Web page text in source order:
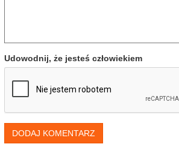
Udowodnij, że jesteś człowiekiem
DODAJ KOMENTARZ